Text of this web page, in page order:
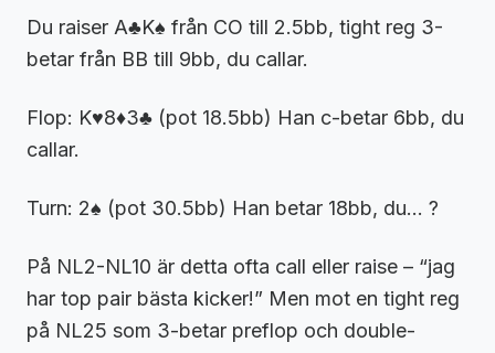
Du raiser A♣K♠ från CO till 2.5bb, tight reg 3-
betar från BB till 9bb, du callar.
Flop: K♥8♦3♣ (pot 18.5bb) Han c-betar 6bb, du
callar.
Turn: 2♠ (pot 30.5bb) Han betar 18bb, du… ?
På NL2-NL10 är detta ofta call eller raise – “jag
har top pair bästa kicker!” Men mot en tight reg
på NL25 som 3-betar preflop och double-